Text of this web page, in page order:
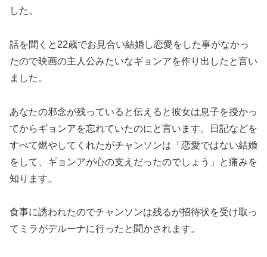
した。
話を聞くと22歳でお見合い結婚し恋愛をした事がなかっ
たので映画の主人公みたいなギョンアを作り出したと言い
ました。
あなたの邪念が残っていると伝えると彼女は息子を授かっ
てからギョンアを忘れていたのにと言います。日記などを
すべて燃やしてくれたがチャンソンは「恋愛ではない結婚
をして、ギョンアが心の支えだったのでしょう」と痛みを
知ります。
食事に誘われたのでチャンソンは残るが招待状を受け取っ
てミラがデルーナに行ったと聞かされます。